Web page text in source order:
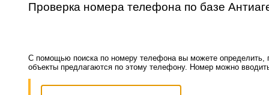
Проверка номера телефона по базе
С помощью поиска по номеру телефона вы можете определить,
объекты предлагаются по этому телефону. Номер можно